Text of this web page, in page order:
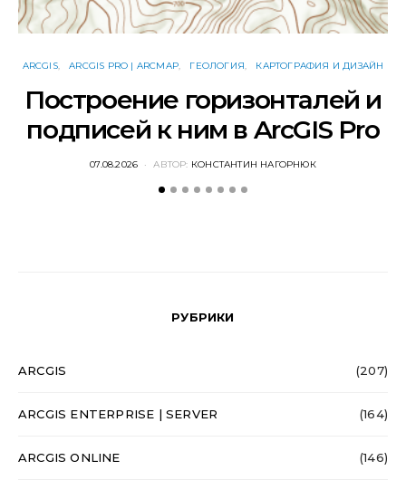
ARCGIS ARCGIS PRO | ARCMAP ГЕОЛОГИЯ КАРТОГРАФИЯ И ДИЗАЙН
Построение горизонталей и
подписей к ним в ArcGIS Pro
POSTED
07.08.2026 АВТОР: КОНСТАНТИН НАГОРНЮК
РУБРИКИ
ARCGIS (207)
ARCGIS ENTERPRISE | SERVER (164)
ARCGIS ONLINE (146)